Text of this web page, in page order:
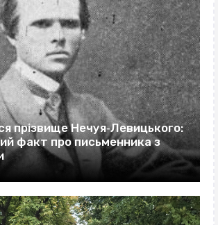
прізвище Нечуя‐Левицького:
факт про письменника з